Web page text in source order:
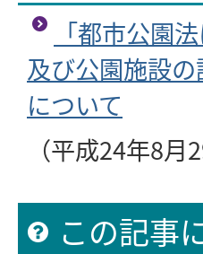
「都市公園
及び公園施設
について
（平成24年8月
この記事